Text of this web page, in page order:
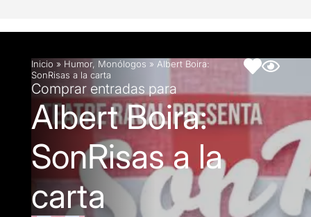
Inicio » Humor, Monólogos » Albert Boira:
SonRisas a la carta
Comprar entradas para
Albert Boira:
SonRisas a la
carta